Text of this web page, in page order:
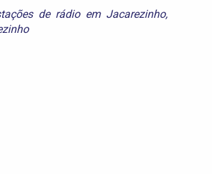
de rádio em Jacarezinho,